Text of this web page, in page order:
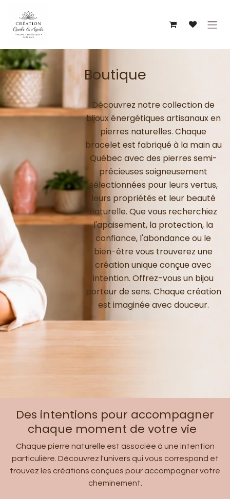
Boutique
Découvrez notre collection de
bijoux énergétiques artisanaux en
pierres naturelles. Chaque
bracelet est fabriqué à la main au
Québec avec des pierres semi-
précieuses soigneusement
sélectionnées pour leurs vertus,
leurs propriétés et leur beauté
naturelle. Que vous recherchiez
l'apaisement, la protection, la
confiance, l'abondance ou le
bien-être vous trouverez une
création unique conçue avec
intention. Offrez-vous un bijou
porteur de sens. Chaque création
est imaginée avec douceur.
Des intentions pour accompagner
chaque moment de votre vie
Chaque pierre naturelle est associée à une intention
particulière. Découvrez l'univers qui vous correspond et
trouvez les créations conçues pour accompagner votre
cheminement.